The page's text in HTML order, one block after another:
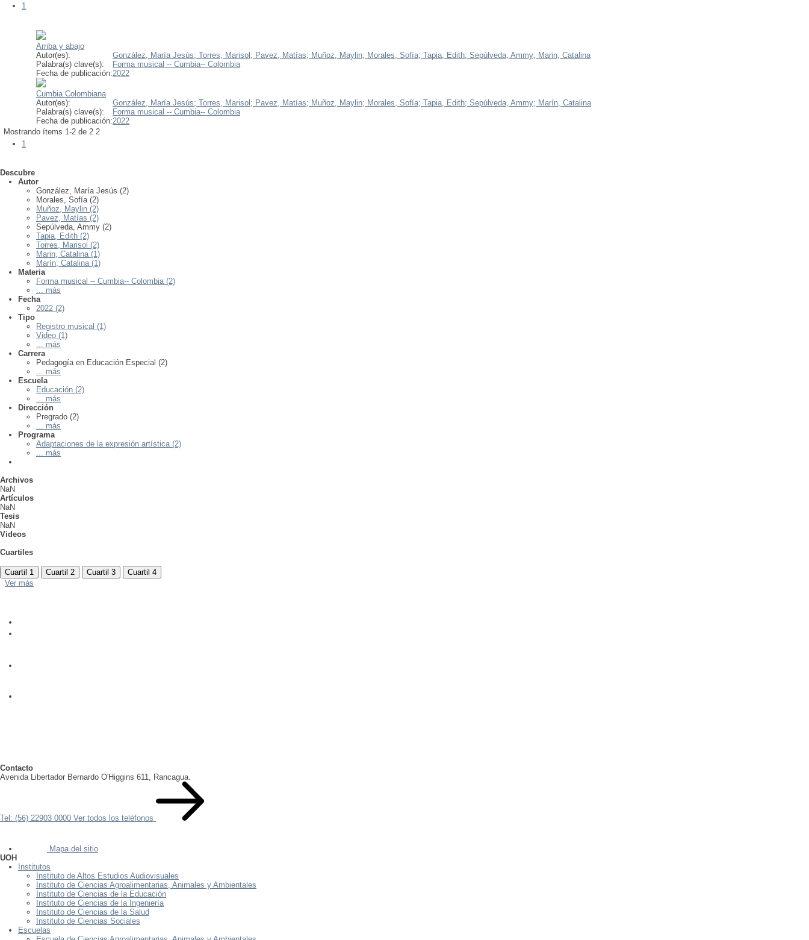
1
Arriba y abajo
Autor(es):
González, María Jesús; Torres, Marisol; Pavez, Matías; Muñoz, Maylin; Morales, Sofía; Tapia, Edith; Sepúlveda, Ammy; Marin, Catalina
Palabra(s) clave(s):
Forma musical -- Cumbia-- Colombia
Fecha de publicación:2022
Cumbia Colombiana
Autor(es):
González, María Jesús; Torres, Marisol; Pavez, Matías; Muñoz, Maylin; Morales, Sofía; Tapia, Edith; Sepúlveda, Ammy; Marín, Catalina
Palabra(s) clave(s):
Forma musical -- Cumbia-- Colombia
Fecha de publicación:2022
Mostrando ítems 1-2 de 2 2
1
Descubre
Autor
González, María Jesús (2)
Morales, Sofía (2)
Muñoz, Maylin (2)
Pavez, Matías (2)
Sepúlveda, Ammy (2)
Tapia, Edith (2)
Torres, Marisol (2)
Marin, Catalina (1)
Marín, Catalina (1)
Materia
Forma musical -- Cumbia-- Colombia (2)
... más
Fecha
2022 (2)
Tipo
Registro musical (1)
Video (1)
... más
Carrera
Pedagogía en Educación Especial (2)
... más
Escuela
Educación (2)
... más
Dirección
Pregrado (2)
... más
Programa
Adaptaciones de la expresión artística (2)
... más
Archivos
NaN
Artículos
NaN
Tesis
NaN
Videos
Cuartiles
Cuartil 1 Cuartil 2 Cuartil 3
Cuartil 4
Ver más
Contacto
Avenida Libertador Bernardo O'Higgins 611, Rancagua.
Tel: (56) 22903 0000 Ver todos los teléfonos
Mapa del sitio
UOH
Institutos
Instituto de Altos Estudios Audiovisuales
Instituto de Ciencias Agroalimentarias, Animales y Ambientales
Instituto de Ciencias de la Educación
Instituto de Ciencias de la Ingeniería
Instituto de Ciencias de la Salud
Instituto de Ciencias Sociales
Escuelas